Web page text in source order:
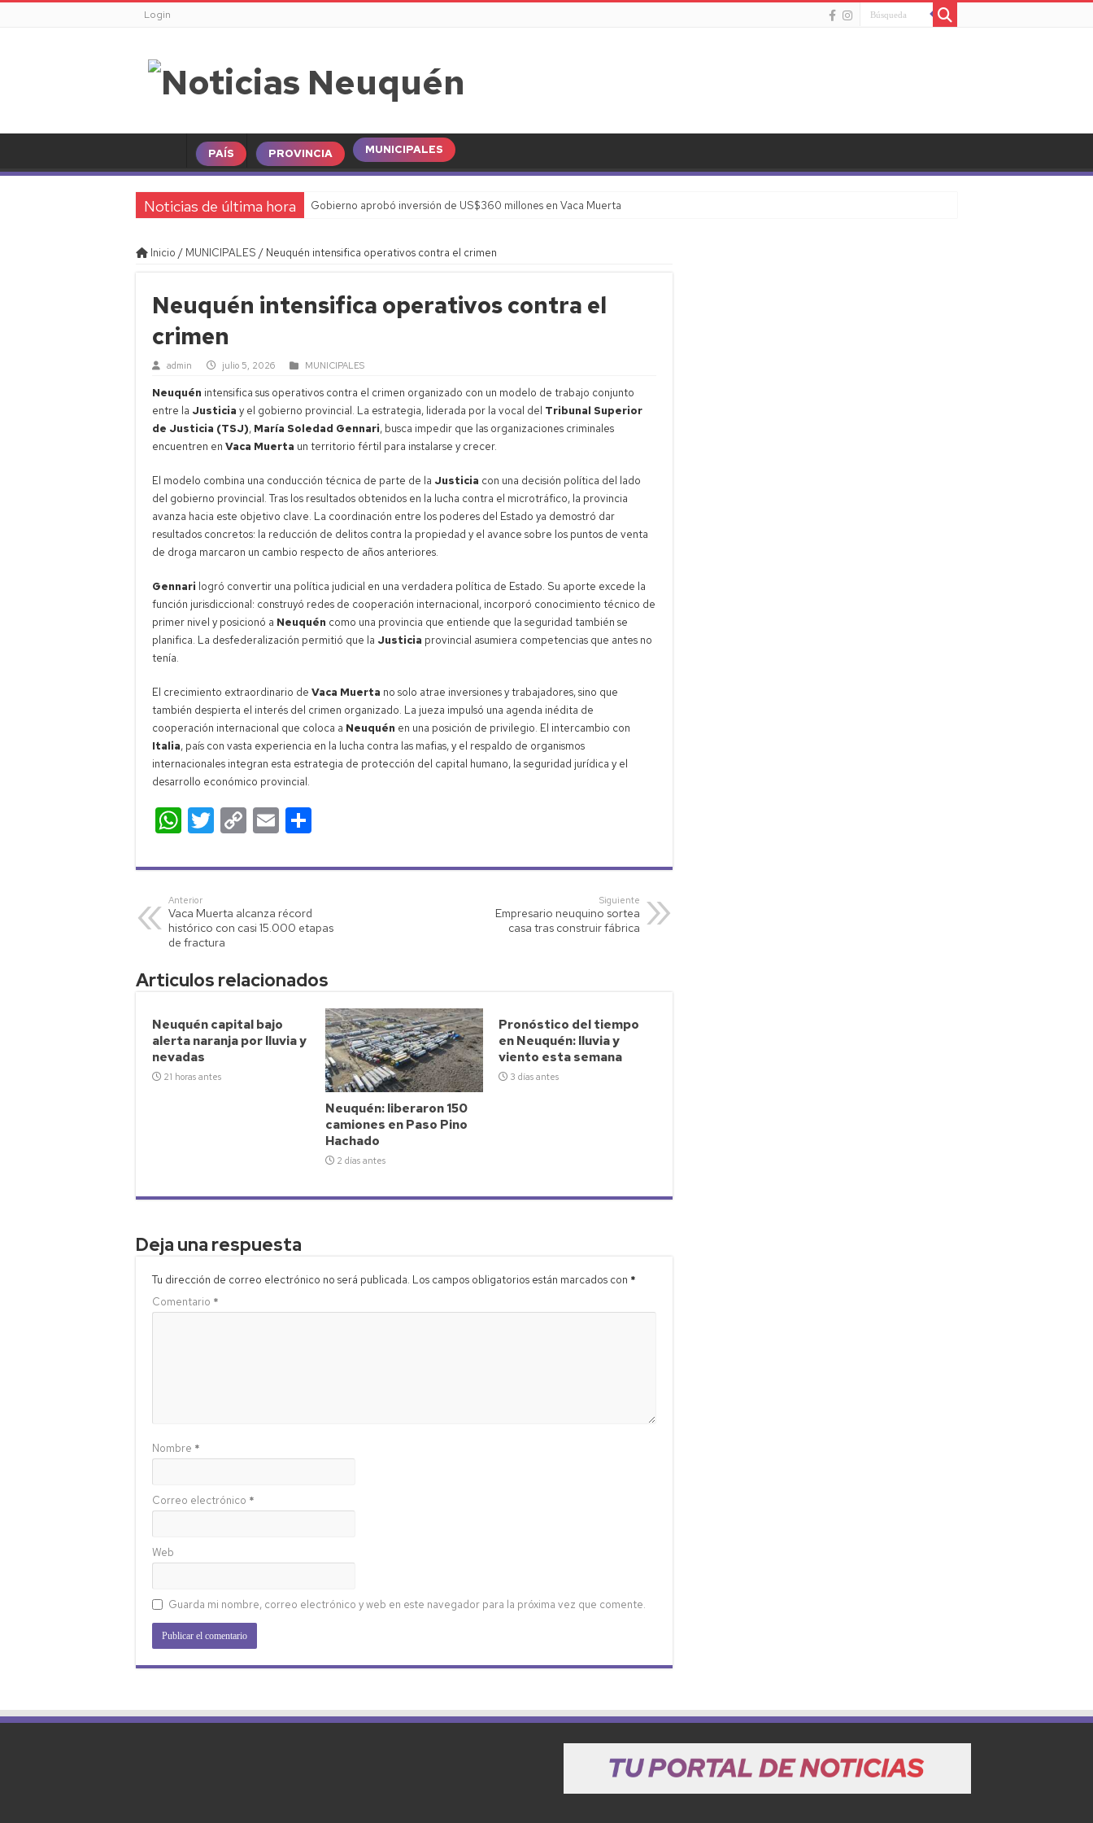
Login
PAÍS PROVINCIA MUNICIPALES
Noticias de última hora Gobierno aprobó inversión de US$360 millones en Vaca Muerta
Inicio / MUNICIPALES / Neuquén intensifica operativos contra el crimen
Neuquén intensifica operativos contra el
crimen
admin julio 5, 2026 MUNICIPALES
Neuquén intensifica sus operativos contra el crimen organizado con un modelo de trabajo conjunto
entre la Justicia y el gobierno provincial. La estrategia, liderada por la vocal del Tribunal Superior
de Justicia (TSJ), María Soledad Gennari, busca impedir que las organizaciones criminales
encuentren en Vaca Muerta un territorio fértil para instalarse y crecer.
El modelo combina una conducción técnica de parte de la Justicia con una decisión política del lado
del gobierno provincial. Tras los resultados obtenidos en la lucha contra el microtráfico, la provincia
avanza hacia este objetivo clave. La coordinación entre los poderes del Estado ya demostró dar
resultados concretos: la reducción de delitos contra la propiedad y el avance sobre los puntos de venta
de droga marcaron un cambio respecto de años anteriores.
Gennari logró convertir una política judicial en una verdadera política de Estado. Su aporte excede la
función jurisdiccional: construyó redes de cooperación internacional, incorporó conocimiento técnico de
primer nivel y posicionó a Neuquén como una provincia que entiende que la seguridad también se
planifica. La desfederalización permitió que la Justicia provincial asumiera competencias que antes no
tenía.
El crecimiento extraordinario de Vaca Muerta no solo atrae inversiones y trabajadores, sino que
también despierta el interés del crimen organizado. La jueza impulsó una agenda inédita de
cooperación internacional que coloca a Neuquén en una posición de privilegio. El intercambio con
Italia, país con vasta experiencia en la lucha contra las mafias, y el respaldo de organismos
internacionales integran esta estrategia de protección del capital humano, la seguridad jurídica y el
desarrollo económico provincial.
W
h
at
s
A
p
p
T
wi
tt
C
o
p
Li
E
m
ail m
ar
Anterior
Vaca Muerta alcanza récord
histórico con casi 15.000 etapas
de fractura
Siguiente
Empresario neuquino sortea
casa tras construir fábrica
Articulos relacionados
Neuquén capital bajo
alerta naranja por lluvia y
nevadas
21 horas antes
Neuquén: liberaron 150
camiones en Paso Pino
Hachado
2 días antes
Pronóstico del tiempo
en Neuquén: lluvia y
viento esta semana
3 días antes
Deja una respuesta
Tu dirección de correo electrónico no será publicada. Los campos obligatorios están marcados con *
Comentario *
Nombre *
Correo electrónico *
Web
Guarda mi nombre, correo electrónico y web en este navegador para la próxima vez que comente.